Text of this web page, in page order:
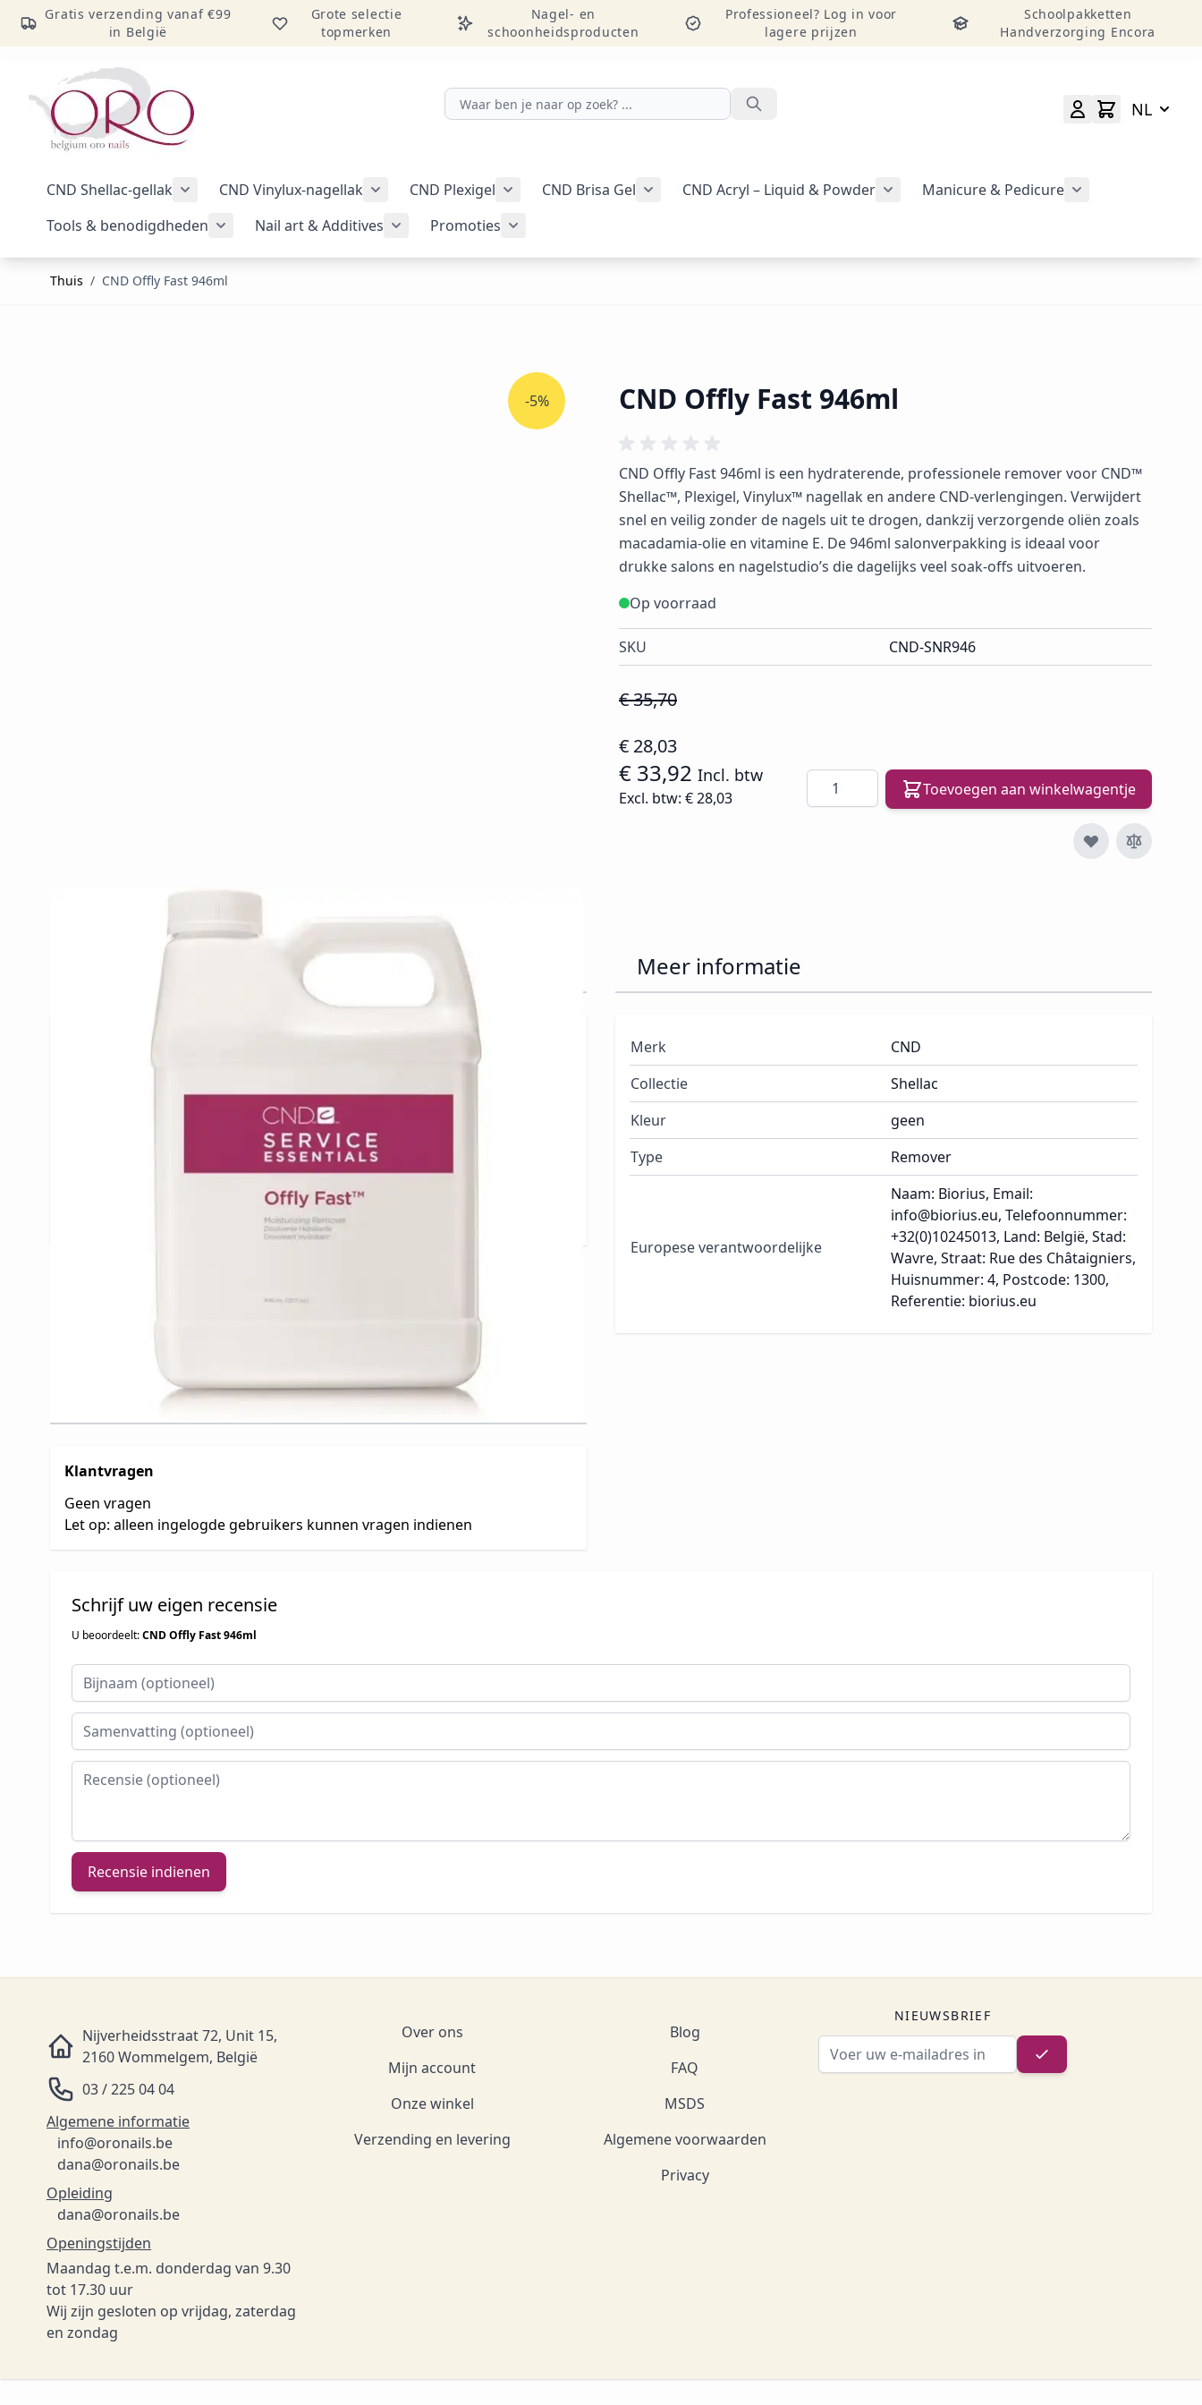
Gratis verzending vanaf €99
in België
Grote selectie
topmerken
Nagel- en
schoonheidsproducten
Professioneel? Log in voor
lagere prijzen
Schoolpakketten
Handverzorging Encora
Ga naar inhoud
Zoeken
NL
CND Shellac-gellak
CND Vinylux-nagellak
CND Plexigel
CND Brisa Gel
CND Acryl – Liquid & Powder
Manicure & Pedicure
Tools & benodigdheden
Nail art & Additives
Promoties
Thuis / CND Offly Fast 946ml
CND Offly Fast 946ml
-5%
CND Offly Fast 946ml is een hydraterende, professionele remover voor CND™
Shellac™, Plexigel, Vinylux™ nagellak en andere CND-verlengingen. Verwijdert
snel en veilig zonder de nagels uit te drogen, dankzij verzorgende oliën zoals
macadamia-olie en vitamine E. De 946ml salonverpakking is ideaal voor
drukke salons en nagelstudio’s die dagelijks veel soak-offs uitvoeren.
Op voorraad
SKU CND-SNR946
€ 35,70
€ 28,03
€ 33,92 Incl. btw
Excl. btw: € 28,03
Aantal Toevoegen aan winkelwagentje
Beschrijving / CND Offly Fast 946ml
CND Offly Fast
CND Offly Fast verwijdert op milde wijze Vinylux, CND Shellac, Shellac Luxe
en L&P verlengingen zonder de nagel uit te drogen. Verrijkt met
macadamia en Vitamine E olie zodat de huid en nagels diep gehydrateerd
worden. Gebruik de Nourishing Remover in combinatie met de CND
Remover Wraps voor een optimaal resultaat.
Meer informatie
Merk
CND
Collectie
Shellac
Kleur
geen
Type
Remover
Europese verantwoordelijke
Naam: Biorius, Email:
info@biorius.eu, Telefoonnummer:
+32(0)10245013, Land: België, Stad:
Wavre, Straat: Rue des Châtaigniers,
Huisnummer: 4, Postcode: 1300,
Referentie: biorius.eu
Productvragen
Klantvragen
Geen vragen
Let op: alleen ingelogde gebruikers kunnen vragen indienen
Schrijf uw eigen recensie
U beoordeelt:CND Offly Fast 946ml
Bijnaam
Samenvatting
Recensie
Recensie indienen
Nijverheidsstraat 72, Unit 15,
2160 Wommelgem, België
03 / 225 04 04
Algemene informatie
info@oronails.be
dana@oronails.be
Opleiding
dana@oronails.be
Openingstijden
Maandag t.e.m. donderdag van 9.30
tot 17.30 uur
Wij zijn gesloten op vrijdag, zaterdag
en zondag
Over ons
Mijn account
Onze winkel
Verzending en levering
Blog
FAQ
MSDS
Algemene voorwaarden
Privacy
NIEUWSBRIEF
E-mailadres